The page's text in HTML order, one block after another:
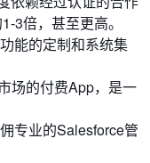
3倍，甚至更高。
能的定制和系统集
场的付费App，是一
专业的Salesforce管